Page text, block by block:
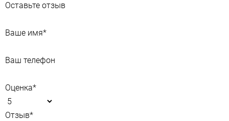
Оставьте отзыв
Ваше имя*
Ваш телефон
Оценка*
Отзыв*